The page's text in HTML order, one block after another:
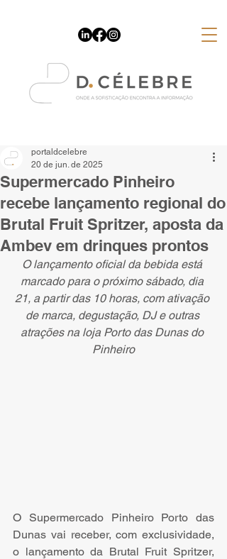
Supermercado Pinheiro
recebe lançamento regional do
Brutal Fruit Spritzer, aposta da
Ambev em drinques prontos
portaldcelebre
20 de jun. de 2025
O lançamento oficial da bebida está
marcado para o próximo sábado, dia
21, a partir das 10 horas, com ativação
de marca, degustação, DJ e outras
atrações na loja Porto das Dunas do
Pinheiro
O Supermercado Pinheiro Porto das
Dunas vai receber, com exclusividade,
o lançamento da Brutal Fruit Spritzer,